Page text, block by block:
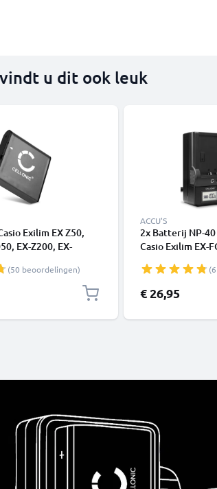
u dit ook leuk
Exilim EX Z50,
EX-Z200, EX-
FC100 950mAh
(50 beoordelingen)
ACCU'S
2x Batterij NP-
Casio Exilim EX-
CELLONIC
€ 26,95